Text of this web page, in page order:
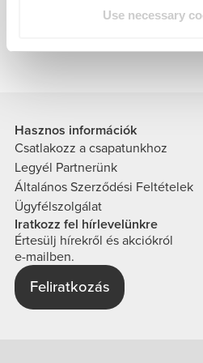
Use necessary
Hasznos információk
Csatlakozz a csapatunkhoz
Legyél Partnerünk
Általános Szerződési Feltételek
Ügyfélszolgálat
Iratkozz fel hírlevelünkre
Értesülj hírekről és akciókról
e-mailben.
Feliratkozás